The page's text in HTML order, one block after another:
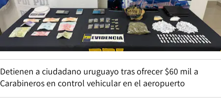
Detienen a ciudadano uruguayo tras ofrecer $60 mil a
Carabineros en control vehicular en el aeropuerto